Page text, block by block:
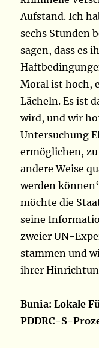
Aufstand. Ich
sechs Stunden
sagen, dass es
Moral ist hoch,
Lächeln. Es ist
wird, und wir
Untersuchung
ermöglichen, zu
andere Weise
werden
möchte die
seine
zweier UN-
stammen und
ihrer
Bunia: Lokale
PDDRC-S-